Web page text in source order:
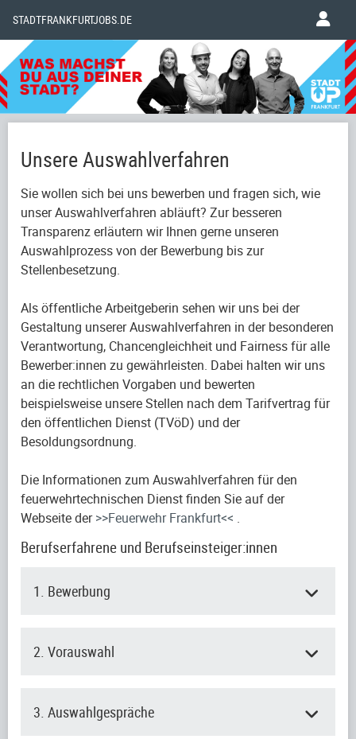
STADTFRANKFURTJOBS.DE
Unsere Auswahlverfahren
Sie wollen sich bei uns bewerben und fragen sich, wie
unser Auswahlverfahren abläuft? Zur besseren
Transparenz erläutern wir Ihnen gerne unseren
Auswahlprozess von der Bewerbung bis zur
Stellenbesetzung.
Als öffentliche Arbeitgeberin sehen wir uns bei der
Gestaltung unserer Auswahlverfahren in der besonderen
Verantwortung, Chancengleichheit und Fairness für alle
Bewerber:innen zu gewährleisten. Dabei halten wir uns
an die rechtlichen Vorgaben und bewerten
beispielsweise unsere Stellen nach dem Tarifvertrag für
den öffentlichen Dienst (TVöD) und der
Besoldungsordnung.
Die Informationen zum Auswahlverfahren für den
feuerwehrtechnischen Dienst finden Sie auf der
Webseite der>>Feuerwehr Frankfurt<< .
Berufserfahrene und Berufseinsteiger:innen
1. Bewerbung
2. Vorauswahl
3. Auswahlgespräche